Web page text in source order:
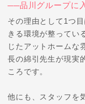
──品川グループに
その理由として1つ
きる環境が整ってい
じたアットホームな
長の綿引先生が現実
ころです。
他にも、スタッフを